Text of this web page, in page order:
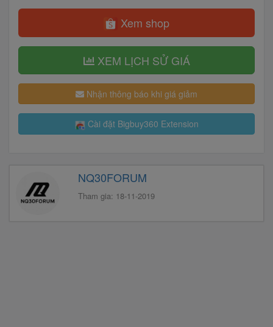
Xem shop
XEM LỊCH SỬ GIÁ
Nhận thông báo khi giá giảm
Cài đặt Bigbuy360 Extension
NQ30FORUM
Tham gia: 18-11-2019